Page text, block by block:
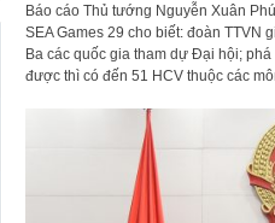
Báo cáo Thủ tướng Nguyễn Xuân
SEA Games 29 cho biết: đoàn TTVN
Ba các quốc gia tham dự Đại hội;
được thì có đến 51 HCV thuộc các